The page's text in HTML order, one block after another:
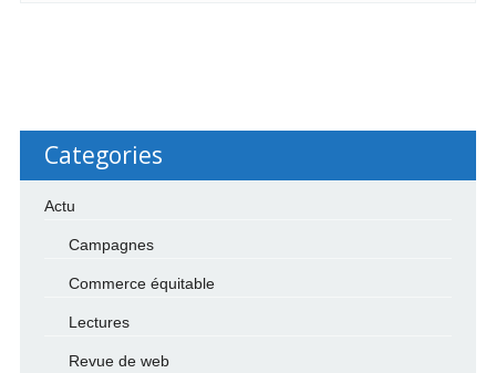
Categories
Actu
Campagnes
Commerce équitable
Lectures
Revue de web